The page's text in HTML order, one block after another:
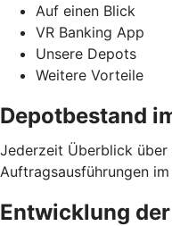
Auf einen Blick
VR Banking App
Unsere Depots
Weitere Vorteile
Depotbestand
Jederzeit Überblick
Auftragsausführungen
Entwicklung